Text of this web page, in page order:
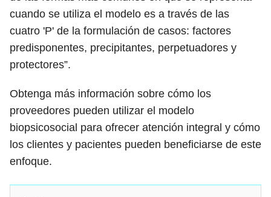
cuando se utiliza el modelo es a través de las
cuatro 'P' de la formulación de casos: factores
predisponentes, precipitantes, perpetuadores y
protectores”.
Obtenga más información sobre cómo los
proveedores pueden utilizar el modelo
biopsicosocial para ofrecer atención integral y cómo
los clientes y pacientes pueden beneficiarse de este
enfoque.